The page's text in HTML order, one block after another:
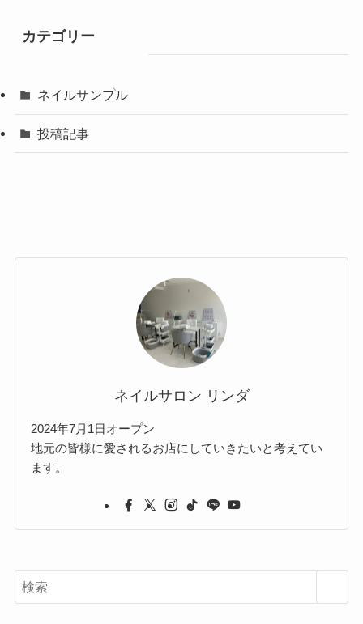
カテゴリー
ネイルサンプル
投稿記事
ネイルサロン リンダ
2024年7月1日オープン
地元の皆様に愛されるお店にしていきたいと考えてい
ます。